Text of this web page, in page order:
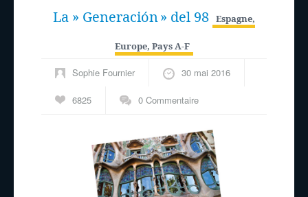
La » Generación » del 98 Espagne,
Europe, Pays A-F
Sophie Fournier 30 mai 2016
6825 0 Commentaire